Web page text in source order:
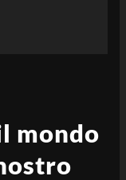
mondo